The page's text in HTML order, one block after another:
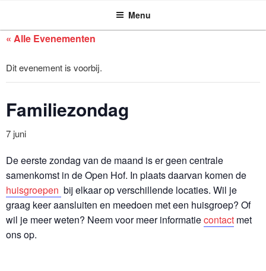
de
ASSEN ZOEKT Menu
« Alle Evenementen
Dit evenement is voorbij.
Familiezondag
7 juni
De eerste zondag van de maand is er geen centrale
samenkomst in de Open Hof. In plaats daarvan komen de
huisgroepen bij elkaar op verschillende locaties. Wil je
graag keer aansluiten en meedoen met een huisgroep? Of
wil je meer weten? Neem voor meer informatiecontact met
ons op.